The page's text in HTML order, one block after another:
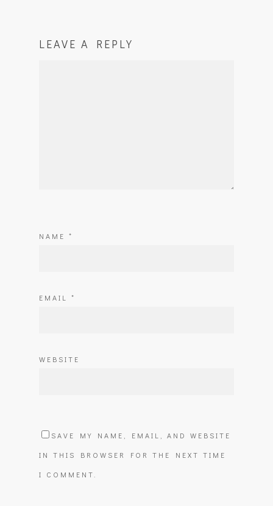
LEAVE A REPLY
NAME *
EMAIL *
WEBSITE
SAVE MY NAME, EMAIL, AND WEBSITE
IN THIS BROWSER FOR THE NEXT TIME
I COMMENT.